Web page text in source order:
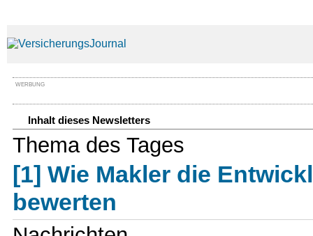
WERBUNG
Inhalt dieses Newsletters
Thema des Tages
[1] Wie Makler die
bewerten